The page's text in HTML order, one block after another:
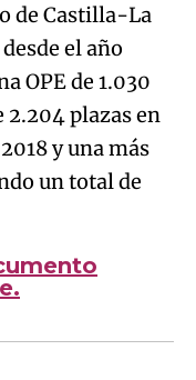
de Castilla-La
el año
OPE de 1.030
2.204 plazas en
y una más
un total de